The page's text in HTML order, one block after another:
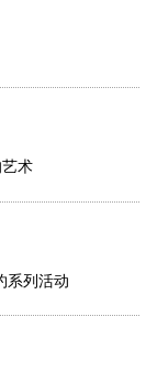
术
系列活动